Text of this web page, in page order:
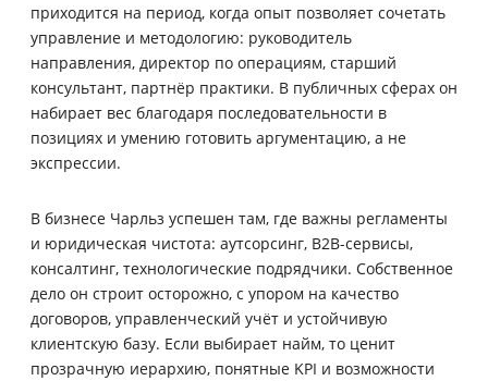
приходится на период, когда опыт позволяет сочетать
управление и методологию: руководитель
направления, директор по операциям, старший
консультант, партнёр практики. В публичных сферах он
набирает вес благодаря последовательности в
позициях и умению готовить аргументацию, а не
экспрессии.
В бизнесе Чарльз успешен там, где важны регламенты
и юридическая чистота: аутсорсинг, B2B-сервисы,
консалтинг, технологические подрядчики. Собственное
дело он строит осторожно, с упором на качество
договоров, управленческий учёт и устойчивую
клиентскую базу. Если выбирает найм, то ценит
прозрачную иерархию, понятные KPI и возможности